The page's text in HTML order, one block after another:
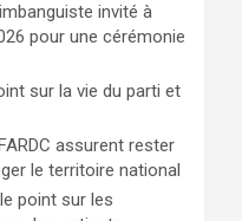
invité à
pour une cérémonie
sur la vie du parti et
assurent rester
le territoire national
point sur les